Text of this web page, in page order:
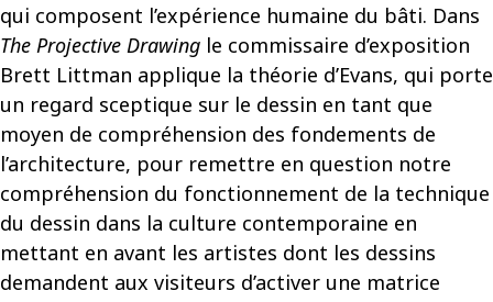
qui composent l’expérience humaine du bâti. Dans
The Projective Drawing le commissaire d’exposition
Brett Littman applique la théorie d’Evans, qui porte
un regard sceptique sur le dessin en tant que
moyen de compréhension des fondements de
l’architecture, pour remettre en question notre
compréhension du fonctionnement de la technique
du dessin dans la culture contemporaine en
mettant en avant les artistes dont les dessins
demandent aux visiteurs d’activer une matrice